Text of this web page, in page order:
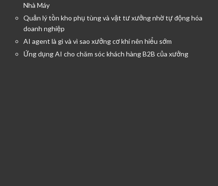
Nhà Máy
Quản lý tồn kho phụ tùng và vật tư xưởng nhờ tự động hóa
doanh nghiệp
AI agent là gì và vì sao xưởng cơ khí nên hiểu sớm
Ứng dụng AI cho chăm sóc khách hàng B2B của xưởng